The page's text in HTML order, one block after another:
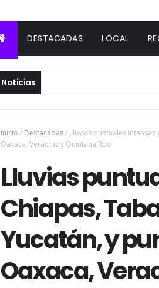
DESTACADAS LOCAL
Noticias
Inicio / Destacadas/ Lluvias puntuales intensas
Oaxaca, Veracruz y Quintana Roo
Lluvias
Chiapas,
Yucatán, y
Oaxaca,